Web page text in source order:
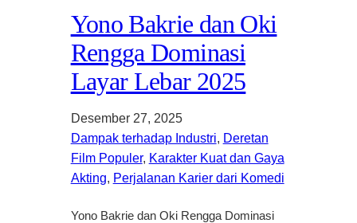
Yono Bakrie dan Oki
Rengga Dominasi
Layar Lebar 2025
Desember 27, 2025
Dampak terhadap Industri, Deretan
Film Populer, Karakter Kuat dan Gaya
Akting, Perjalanan Karier dari Komedi
Yono Bakrie dan Oki Rengga Dominasi